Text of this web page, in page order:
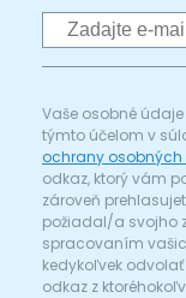
Vaše osobné
týmto účelom v
ochrany
odkaz, ktorý vám
zároveň
požiadal/a svojho
spracovaním
kedykoľvek
odkaz z